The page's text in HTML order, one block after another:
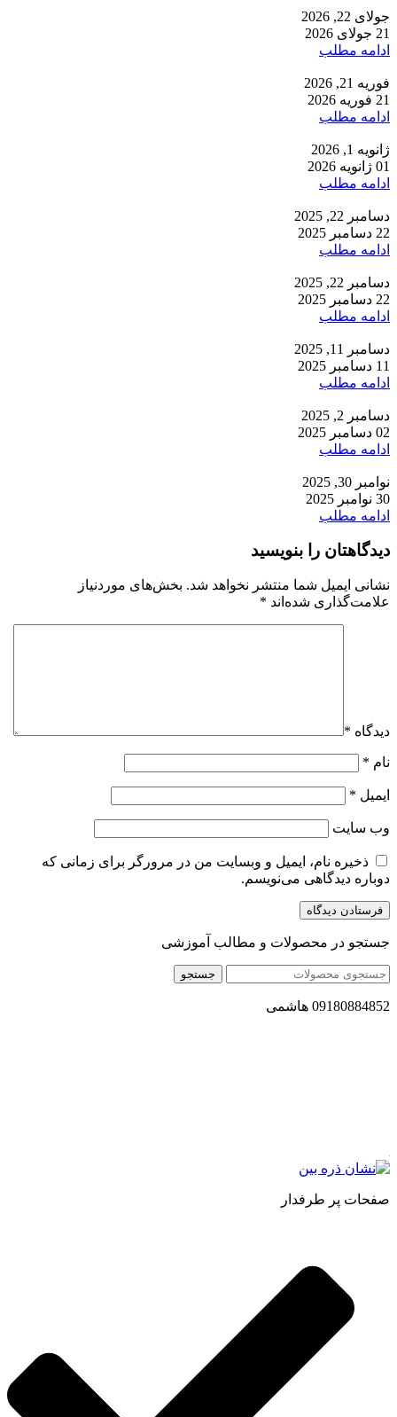
جولای 22, 2026
21 جولای 2026
ادامه مطلب
فوریه 21, 2026
21 فوریه 2026
ادامه مطلب
ژانویه 1, 2026
01 ژانویه 2026
ادامه مطلب
دسامبر 22, 2025
22 دسامبر 2025
ادامه مطلب
دسامبر 22, 2025
22 دسامبر 2025
ادامه مطلب
دسامبر 11, 2025
11 دسامبر 2025
ادامه مطلب
دسامبر 2, 2025
02 دسامبر 2025
ادامه مطلب
نوامبر 30, 2025
30 نوامبر 2025
ادامه مطلب
دیدگاهتان را بنویسید
نشانی ایمیل شما منتشر نخواهد شد. بخش‌های موردنیاز
علامت‌گذاری شده‌اند *
دیدگاه *
نام *
ایمیل *
وب‌ سایت
ذخیره نام، ایمیل و وبسایت من در مرورگر برای زمانی که
دوباره دیدگاهی می‌نویسم.
جستجو در محصولات و مطالب آموزشی
جستجو
09180884852 هاشمی
صفحات پر طرفدار